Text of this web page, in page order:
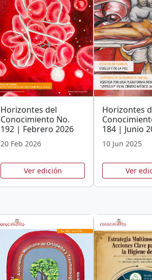
Horizontes del
Conocimiento No.
192 | Febrero 2026
20 Feb 2026
Ver edición
Horizontes
184 | Junio
10 Jun 2025
Ver